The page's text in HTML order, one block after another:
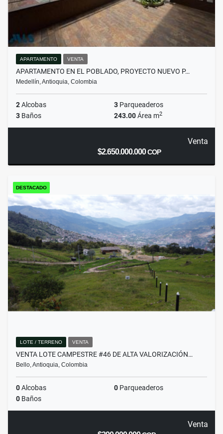
APARTAMENTO VENTA
APARTAMENTO EN EL POBLADO, PROYECTO NUEVO P…
Medellín, Antioquia, Colombia
2Alcobas 3 Parqueaderos
3 Baños 243.00Área m2
Venta
$2.650.000.000COP
DESTACADO
LOTE / TERRENO VENTA
VENTA LOTE CAMPESTRE #46 DE ALTA VALORIZACIÓN…
Bello, Antioquia, Colombia
0Alcobas 0 Parqueaderos
0 Baños
Venta